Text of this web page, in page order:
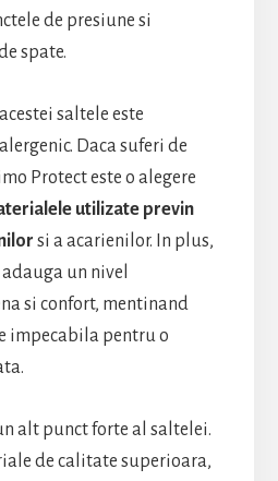
de presiune si
spate.
saltele este
Daca suferi de
Protect este o alegere
utilizate previn
si a acarienilor. In plus,
un nivel
si confort, mentinand
impecabila pentru o
alt punct forte al saltelei.
de calitate superioara,